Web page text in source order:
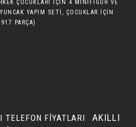
ÇOCUKLARI İÇIN 4 MINIFIGÜR VE
YAPIM SETI, ÇOCUKLAR IÇIN
PARÇA)
TELEFON FIYATLARI
AKILLI